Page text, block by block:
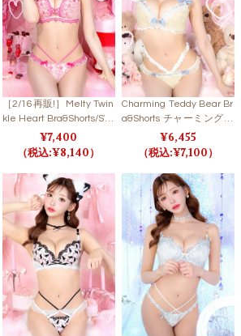
［2/16再販!］Melty Twin
kle Heart Bra&Shorts/SW
EETPINK メルティトゥイ
ンクルハートブラ＆ショ
ーツ/スイートピンク 【L
B5500】
7,400
8,140
Charming Teddy Bear Br
a&Shorts チャーミングテ
ディベアブラ＆ショーツ
【LB5500】
6,455
7,100